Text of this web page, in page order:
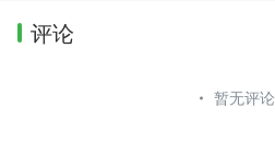
评论
暂无评论